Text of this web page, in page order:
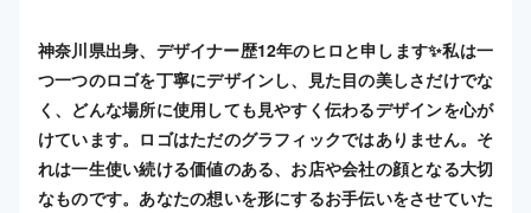
神奈川県出身、デザイナー歴12年のヒロと申します✨️私は一
つ一つのロゴを丁寧にデザインし、見た目の美しさだけでな
く、どんな場所に使用しても見やすく伝わるデザインを心が
けています。ロゴはただのグラフィックではありません。そ
れは一生使い続ける価値のある、お店や会社の顔となる大切
なものです。あなたの想いを形にするお手伝いをさせていた